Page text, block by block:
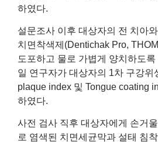
하였다.
설문조사 이후 대상자의 전 치아
치면착색제(Dentichak Pro,
도포하고 물로 가볍게 양치하도
일 연구자가 대상자의 1차 구강위
plaque index 및 Tongue coating
하였다.
사전 검사 직후 대상자에게 손거
로 염색된 치면세균막과 설태 침